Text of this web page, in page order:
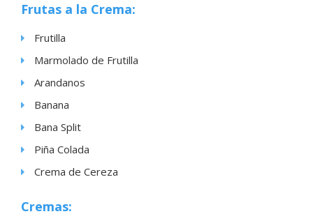
Frutas a la Crema:
Frutilla
Marmolado de Frutilla
Arandanos
Banana
Bana Split
Piña Colada
Crema de Cereza
Cremas: